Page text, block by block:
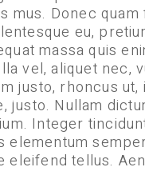
mus. Donec quam
eu,
massa quis
vel, aliquet nec,
justo, rhoncus
justo. Nullam
Integer
elementum
eleifend tellus.